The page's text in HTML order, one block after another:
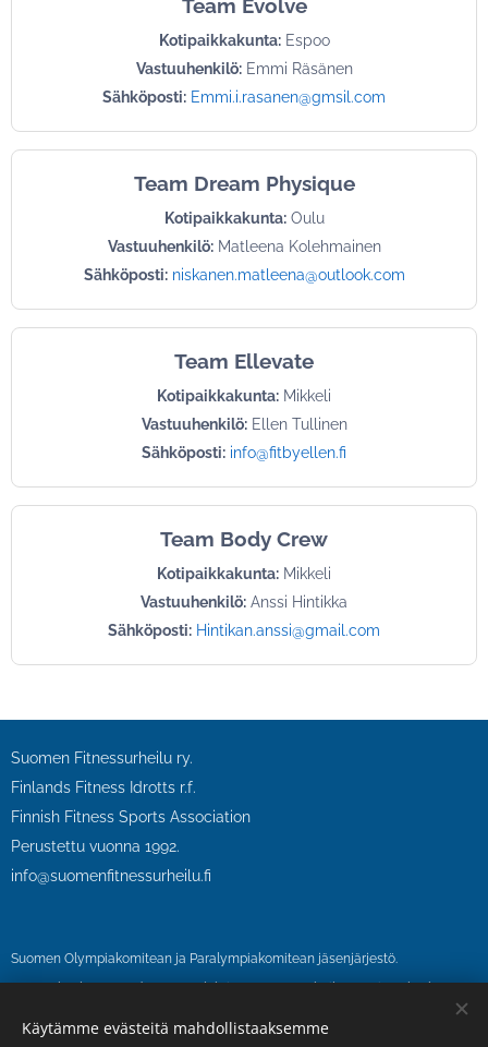
Team Evolve
Kotipaikkakunta:Espoo
Vastuuhenkilö:Emmi Räsänen
Sähköposti: Emmi.i.rasanen@gmsil.com
Team Dream Physique
Kotipaikkakunta:Oulu
Vastuuhenkilö:Matleena Kolehmainen
Sähköposti: niskanen.matleena@outlook.com
Team Ellevate
Kotipaikkakunta: Mikkeli
Vastuuhenkilö:Ellen Tullinen
Sähköposti: info@fitbyellen.fi
Team Body Crew
Kotipaikkakunta: Mikkeli
Vastuuhenkilö: Anssi Hintikka
Sähköposti: Hintikan.anssi@gmail.com
Suomen Fitnessurheilu ry.
Finlands Fitness Idrotts r.f.
Finnish Fitness Sports Association
Perustettu vuonna 1992.
info@suomenfitnessurheilu.fi
Suomen Olympiakomitean ja Paralympiakomitean jäsenjärjestö.
Käytämme evästeitä mahdollistaaksemme